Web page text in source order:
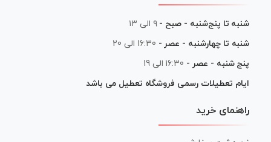
شنبه تا پنج‌شنبه - صبح - ۹ الی ۱۳
شنبه تا چهارشنبه - عصر - 16:30 الی 20
پنج شنبه - عصر - 16:30 الی 19
ایام تعطیلات رسمی فروشگاه تعطیل می باشد
راهنمای خرید